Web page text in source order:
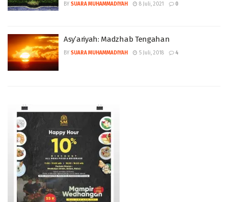
BY SUARA MUHAMMADIYAH 8 Juli, 2021 0
Asy’ariyah: Madzhab Tengahan
BY SUARA MUHAMMADIYAH 5 Juli, 2018 4